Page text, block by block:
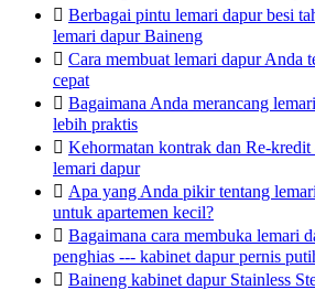
 Berbagai pintu lemari dapur besi
lemari dapur Baineng
 Cara membuat lemari dapur Anda
cepat
 Bagaimana Anda merancang
lebih praktis
 Kehormatan kontrak dan Re-
lemari dapur
 Apa yang Anda pikir tentang
untuk apartemen kecil?
 Bagaimana cara membuka lemari
penghias --- kabinet dapur pernis
 Baineng kabinet dapur Stainless